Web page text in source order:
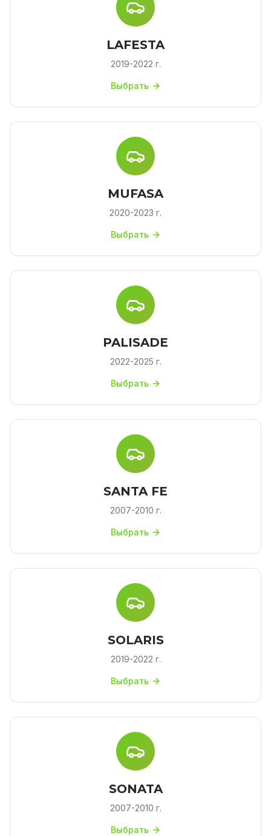
LAFESTA
2019-2022 г.
Выбрать
MUFASA
2020-2023 г.
Выбрать
PALISADE
2022-2025 г.
Выбрать
SANTA FE
2007-2010 г.
Выбрать
SOLARIS
2019-2022 г.
Выбрать
SONATA
2007-2010 г.
Выбрать